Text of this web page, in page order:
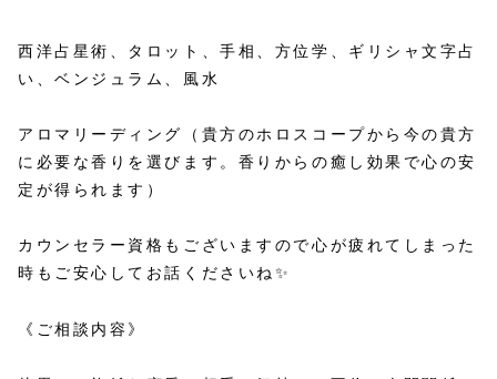
西洋占星術、タロット、手相、方位学、ギリシャ文字占
い、ベンジュラム、風水
アロマリーディング（貴方のホロスコープから今の貴方
に必要な香りを選びます。香りからの癒し効果で心の安
定が得られます）
カウンセラー資格もございますので心が疲れてしまった
時もご安心してお話くださいね✨
《ご相談内容》